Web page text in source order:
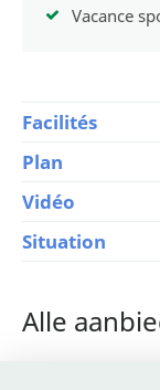
Vacance
Facilités
Plan
Vidéo
Situation
Alle